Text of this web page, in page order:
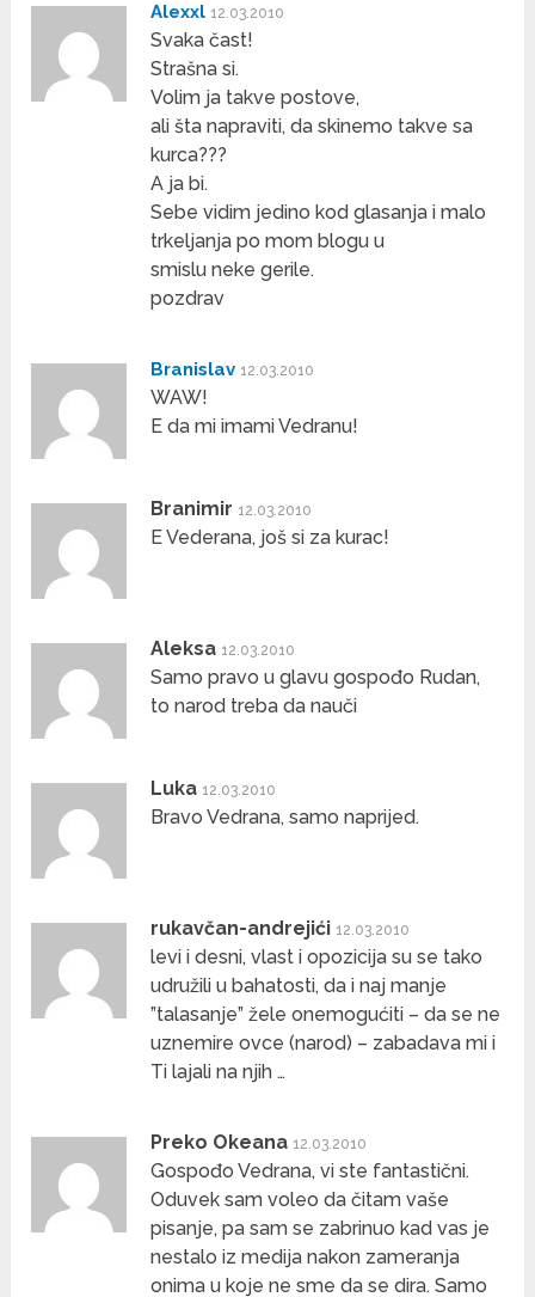
Alexxl 12.03.2010
Svaka čast!
Strašna si.
Volim ja takve postove,
ali šta napraviti, da skinemo takve sa
kurca???
A ja bi.
Sebe vidim jedino kod glasanja i malo
trkeljanja po mom blogu u
smislu neke gerile.
pozdrav
Branislav 12.03.2010
WAW!
E da mi imami Vedranu!
Branimir 12.03.2010
E Vederana, još si za kurac!
Aleksa 12.03.2010
Samo pravo u glavu gospođo Rudan,
to narod treba da nauči
Luka 12.03.2010
Bravo Vedrana, samo naprijed.
rukavčan-andrejići 12.03.2010
levi i desni, vlast i opozicija su se tako
udružili u bahatosti, da i naj manje
”talasanje” žele onemogućiti – da se ne
uznemire ovce (narod) – zabadava mi i
Ti lajali na njih …
Preko Okeana 12.03.2010
Gospođo Vedrana, vi ste fantastični.
Oduvek sam voleo da čitam vaše
pisanje, pa sam se zabrinuo kad vas je
nestalo iz medija nakon zameranja
onima u koje ne sme da se dira. Samo